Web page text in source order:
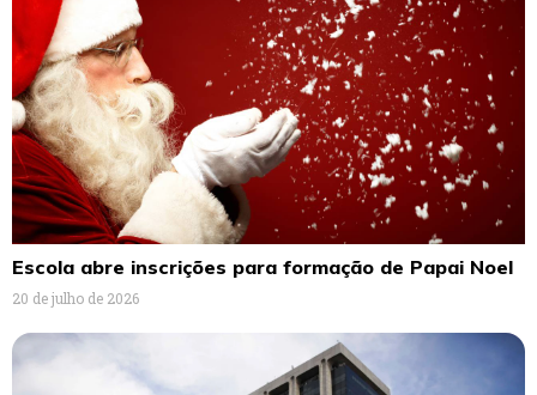
Escola abre inscrições para formação de Papai Noel
20 de julho de 2026